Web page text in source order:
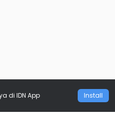
di IDN App Install